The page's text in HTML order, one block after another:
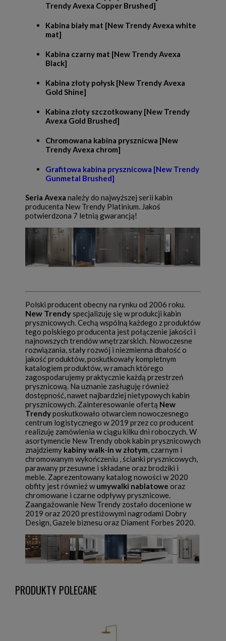
Trendy Avexa Copper Brushed]
Kabina biały mat [New Trendy Avexa white
mat]
Kabina czarny mat [New Trendy Avexa
Black]
Kabina złoty połysk [New Trendy Avexa
Gold Shine]
Kabina złoty szczotkowany [New Trendy
Avexa Gold Brushed]
Chromowana kabina prysznicwa [New
Trendy Avexa chrom]
Grafitowa kabina prysznicowa [New Trendy
Gunmetal Brushed]
Seria Avexa należy do najwyższej serii kabin
producenta New Trendy Platinium. Jakoś
potwierdzona 7 letnią gwarancją!
Polski producent obecny na rynku od 2006 roku.
New Trendyspecjalizuję się w produkcji kabin
prysznicowych. Cechą wspólną każdego z produktów
tego polskiego producenta jest połączenie jakości i
najnowszych trendów wnętrzarskich. Nowoczesne
rozwiązania, stały rozwój i niezmienna dbałość o
jakość produktów, poskutkowały kompletnym
katalogiem produktów, w ramach którego
zagospodarujemy praktycznie każdą przestrzeń
prysznicową. Na uznanie zasługuję również
dostępność, nawet najbardziej nietypowych kabin
prysznicowych. Zainteresowanie ofertą New
Trendyposkutkowało otwarciem nowoczesnego
centrum logistycznego w 2019 przez co producent
realizuję zamówienia w ciągu kilku dni roboczych. W
asortymencie New Trendy obok kabin prysznicowych
znajdziemy kabiny walk-in w złotym, czarnym i
chromowanym wykończeniu , ścianki prysznicowych,
parawany przesuwne i składane oraz brodziki i
meble. Zaprezentowany katalog nowości w 2020
obfity jest również wumywalki nablatowe oraz
chromowane i czarne odpływy prysznicowe.
Zaangażowanie New Trendy zostało docenione w
2019 oraz 2020 prestiżowymi nagrodami Dobry
Design, Gazele biznesu oraz Diament Forbes 2020.
PRODUKTY POLECANE